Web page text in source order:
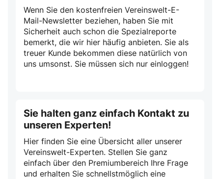
Wenn Sie den kostenfreien Vereinswelt-E-
Mail-Newsletter beziehen, haben Sie mit
Sicherheit auch schon die Spezialreporte
bemerkt, die wir hier häufig anbieten. Sie als
treuer Kunde bekommen diese natürlich von
uns umsonst. Sie müssen sich nur einloggen!
Sie halten ganz einfach Kontakt zu
unseren Experten!
Hier finden Sie eine Übersicht aller unserer
Vereinswelt-Experten. Stellen Sie ganz
einfach über den Premiumbereich Ihre Frage
und erhalten Sie schnellstmöglich eine